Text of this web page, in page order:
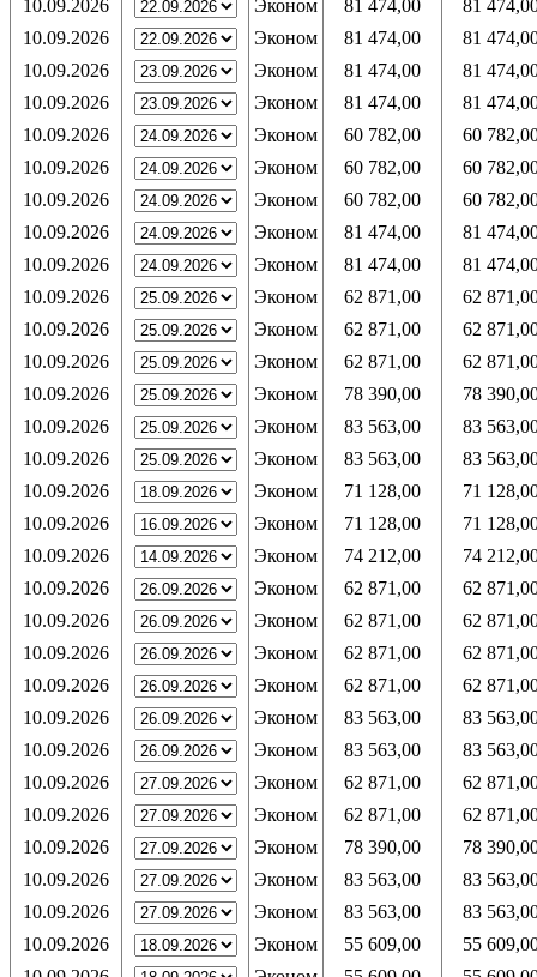
10.09.2026
Эконом 81 474,00
81
10.09.2026
Эконом 81 474,00
81
10.09.2026
Эконом 81 474,00
81
10.09.2026
Эконом 81 474,00
81
10.09.2026
Эконом 60 782,00
60
10.09.2026
Эконом 60 782,00
60
10.09.2026
Эконом 60 782,00
60
10.09.2026
Эконом 81 474,00
81
10.09.2026
Эконом 81 474,00
81
10.09.2026
Эконом 62 871,00
62
10.09.2026
Эконом 62 871,00
62
10.09.2026
Эконом 62 871,00
62
10.09.2026
Эконом 78 390,00
78
10.09.2026
Эконом 83 563,00
83
10.09.2026
Эконом 83 563,00
83
10.09.2026
Эконом 71 128,00
71
10.09.2026
Эконом 71 128,00
71
10.09.2026
Эконом 74 212,00
74
10.09.2026
Эконом 62 871,00
62
10.09.2026
Эконом 62 871,00
62
10.09.2026
Эконом 62 871,00
62
10.09.2026
Эконом 62 871,00
62
10.09.2026
Эконом 83 563,00
83
10.09.2026
Эконом 83 563,00
83
10.09.2026
Эконом 62 871,00
62
10.09.2026
Эконом 62 871,00
62
10.09.2026
Эконом 78 390,00
78
10.09.2026
Эконом 83 563,00
83
10.09.2026
Эконом 83 563,00
83
10.09.2026
Эконом 55 609,00
55